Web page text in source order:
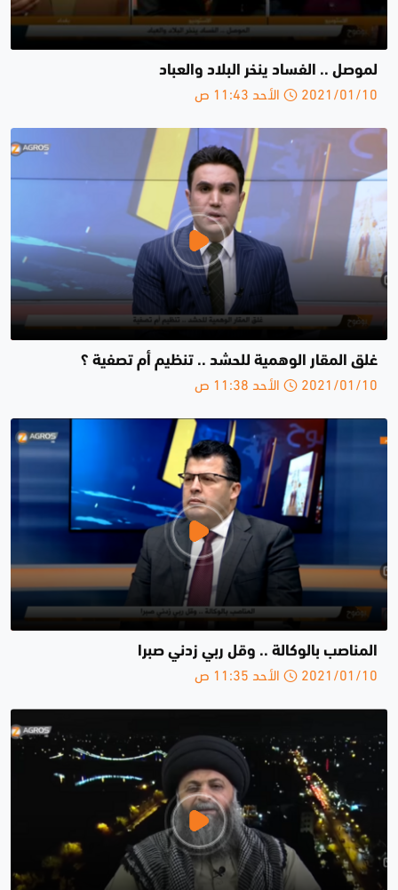
لموصل .. الفساد ينخر البلاد والعباد
2021/01/10 الأحد 11:43 ص
غلق المقار الوهمية للحشد .. تنظيم أم تصفية ؟
2021/01/10 الأحد 11:38 ص
المناصب بالوكالة .. وقل ربي زدني صبرا
2021/01/10 الأحد 11:35 ص